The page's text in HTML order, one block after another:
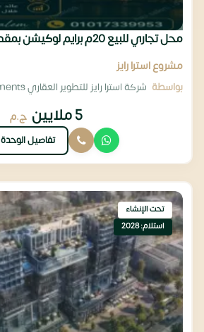
محل تجاري للبيع 20م برايم لوكيشن بمقدم 750 ألف
مشروع استرا رايز
بواسطة شركة استرا رايز للتطوير العقاري Astra Rise Developments
5 ملايين ج.م
تفاصيل الوحدة
تحت الإنشاء
استلام: 2028